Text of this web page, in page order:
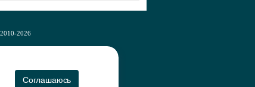
2026
Соглашаюсь